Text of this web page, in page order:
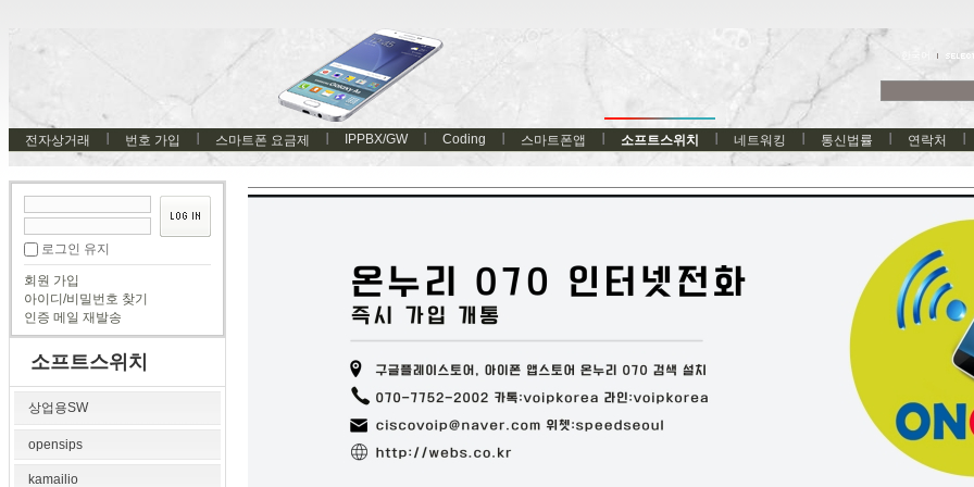
전자상거래 번호 가입 스마트폰 요금제 IPPBX/GW Coding 스마트폰앱 소프트스위치 네트워킹 통신법률 연락처
로그인 유지
회원 가입
아이디/비밀번호 찾기
인증 메일 재발송
소프트스위치
상업용SW
opensips
kamailio